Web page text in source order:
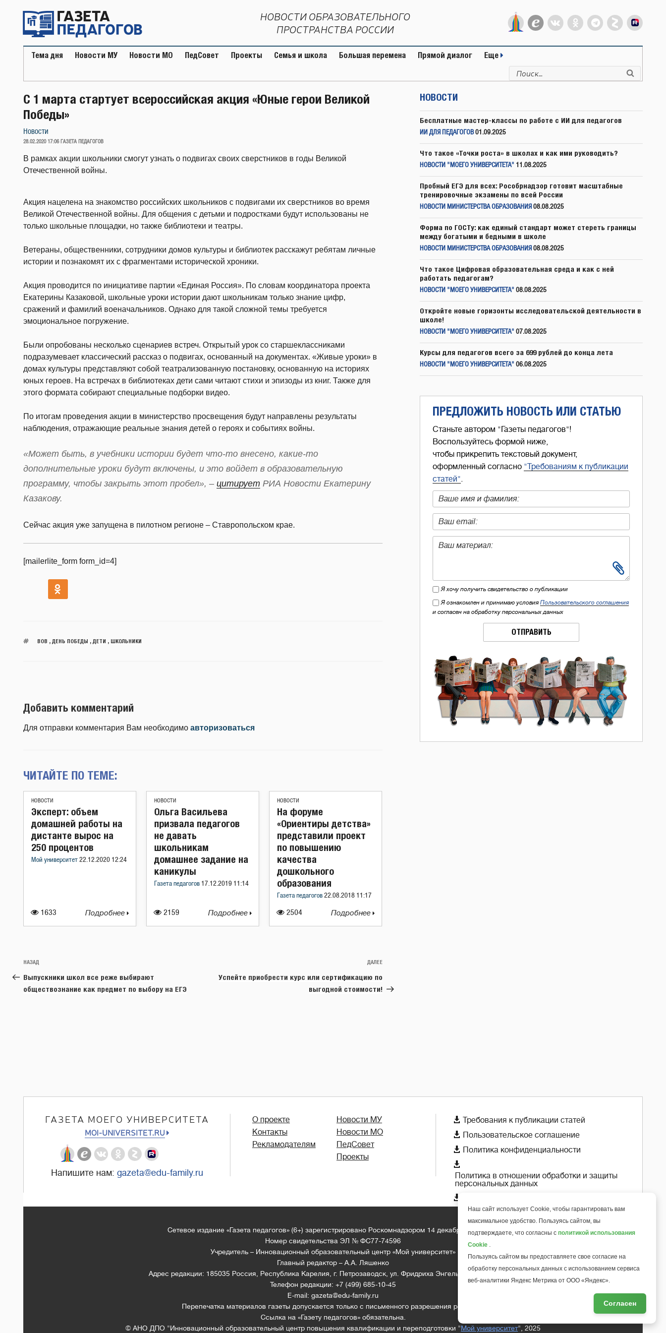
содержимому
НОВОСТИ ОБРАЗОВАТЕЛЬНОГО
ПРОСТРАНСТВА РОССИИ
Тема дня Новости МУ Новости МО ПедСовет Проекты Семья и школа Большая перемена Прямой диалог Еще
Искать:
С 1 марта стартует всероссийская акция «Юные герои Великой
Победы»
Новости
ОПУБЛИКОВАНО
28.02.2020 17:06 ГАЗЕТА ПЕДАГОГОВ
В рамках акции школьники смогут узнать о подвигах своих сверстников в годы Великой
Отечественной войны.
Акция нацелена на знакомство российских школьников с подвигами их сверстников во время
Великой Отечественной войны. Для общения с детьми и подростками будут использованы не
только школьные площадки, но также библиотеки и театры.
Ветераны, общественники, сотрудники домов культуры и библиотек расскажут ребятам личные
истории и познакомят их с фрагментами исторической хроники.
Акция проводится по инициативе партии «Единая Россия». По словам координатора проекта
Екатерины Казаковой, школьные уроки истории дают школьникам только знание цифр,
сражений и фамилий военачальников. Однако для такой сложной темы требуется
эмоциональное погружение.
Были опробованы несколько сценариев встреч. Открытый урок со старшеклассниками
подразумевает классический рассказ о подвигах, основанный на документах. «Живые уроки» в
домах культуры представляют собой театрализованную постановку, основанную на историях
юных героев. На встречах в библиотеках дети сами читают стихи и эпизоды из книг. Также для
этого формата собирают специальные подборки видео.
По итогам проведения акции в министерство просвещения будут направлены результаты
наблюдения, отражающие реальные знания детей о героях и событиях войны.
«Может быть, в учебники истории будет что-то внесено, какие-то
дополнительные уроки будут включены, и это войдет в образовательную
программу, чтобы закрыть этот пробел», – цитирует РИА Новости Екатерину
Казакову.
Сейчас акция уже запущена в пилотном регионе – Ставропольском крае.
[mailerlite_form form_id=4]
ВОВ ДЕНЬ ПОБЕДЫ ДЕТИ ШКОЛЬНИКИ
Добавить комментарий
Для отправки комментария Вам необходимо авторизоваться
ЧИТАЙТЕ ПО ТЕМЕ:
НОВОСТИ
1633
Эксперт: объем
домашней работы на
дистанте вырос на
250 процентов
Мой университет 22.12.2020 12:24
Подробнее
НОВОСТИ
2159
Ольга Васильева
призвала педагогов
не давать
школьникам
домашнее задание на
каникулы
Газета педагогов 17.12.2019 11:14
Подробнее
НОВОСТИ
2504
На форуме
«Ориентиры детства»
представили проект
по повышению
качества
дошкольного
образования
Газета педагогов 22.08.2018 11:17
Подробнее
Навигация
по
записям
Предыдущая
запись:
НАЗАД
Выпускники школ все реже выбирают
обществознание как предмет по выбору на ЕГЭ
Следующая
ДАЛЕЕ
Успейте приобрести курс или сертификацию по
выгодной стоимости!
НОВОСТИ
Бесплатные мастер-классы по работе с ИИ для педагогов
ИИ ДЛЯ ПЕДАГОГОВ 01.09.2025
Что такое «Точки роста» в школах и как ими руководить?
НОВОСТИ "МОЕГО УНИВЕРСИТЕТА" 11.08.2025
Пробный ЕГЭ для всех: Рособрнадзор готовит масштабные
тренировочные экзамены по всей России
НОВОСТИ МИНИСТЕРСТВА ОБРАЗОВАНИЯ 08.08.2025
Форма по ГОСТу: как единый стандарт может стереть границы
между богатыми и бедными в школе
НОВОСТИ МИНИСТЕРСТВА ОБРАЗОВАНИЯ 08.08.2025
Что такое Цифровая образовательная среда и как с ней
работать педагогам?
НОВОСТИ "МОЕГО УНИВЕРСИТЕТА" 08.08.2025
Откройте новые горизонты исследовательской деятельности в
школе!
НОВОСТИ "МОЕГО УНИВЕРСИТЕТА" 07.08.2025
Курсы для педагогов всего за 699 рублей до конца лета
НОВОСТИ "МОЕГО УНИВЕРСИТЕТА" 06.08.2025
ПРЕДЛОЖИТЬ НОВОСТЬ ИЛИ СТАТЬЮ
Станьте автором "Газеты педагогов"!
Воспользуйтесь формой ниже,
чтобы прикрепить текстовый документ,
оформленный согласно "Требованиям к публикации
статей".
Я хочу получить свидетельство о публикации
Я ознакомлен и принимаю условия Пользовательского соглашения
и согласен на обработку персональных данных
ОТПРАВИТЬ
ГАЗЕТА МОЕГО УНИВЕРСИТЕТА
MOI-UNIVERSITET.RU
Напишите нам: gazeta@edu-family.ru
О проекте
Контакты
Рекламодателям
Новости МУ
Новости МО
ПедСовет
Проекты
 Требования к публикации статей
 Пользовательское соглашение
 Политика конфиденциальности

Политика в отношении обработки и защиты
персональных данных

Сетевое издание «Газета педагогов» (6+) зарегистрировано Роскомнадзором 14 декабря 2018 года
Номер свидетельства ЭЛ № ФС77-74596
Учредитель – Инновационный образовательный центр «Мой университет»
Главный редактор – А.А. Ляшенко
Адрес редакции: 185035 Россия, Республика Карелия, г. Петрозаводск, ул. Фридриха Энгельса д.10, офис 211
Телефон редакции: +7 (499) 685-10-45
E-mail: gazeta@edu-family.ru
Перепечатка материалов газеты допускается только c письменного разрешения редакции
Ссылка на «Газету педагогов» обязательна.
© АНО ДПО "Инновационный образовательный центр повышения квалификации и переподготовки "Мой университет", 2025
6+
Наш сайт использует Cookie, чтобы гарантировать вам
максимальное удобство. Пользуясь сайтом, вы
подтверждаете, что согласны с политикой использования
Cookie .
Пользуясь сайтом вы предоставляете свое согласие на
обработку персональных данных с использованием сервиса
веб-аналитики Яндекс Метрика от ООО «Яндекс».
Согласен